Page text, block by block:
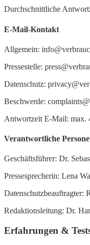
Durchschnittliche
E-Mail-Kontakt
Allgemein:
Pressestelle:
Datenschutz:
Beschwerde:
Antwortzeit E-Mail: max.
Verantwortliche
Geschäftsführer: Dr.
Pressesprecherin: Lena
Datenschutzbeauftragter:
Redaktionsleitung: Dr.
Erfahrungen &